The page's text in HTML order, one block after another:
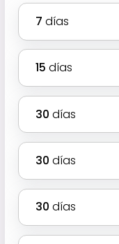
7 días
15 días
30 días
30 días
30 días